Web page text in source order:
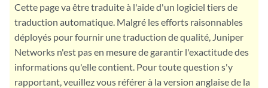
Cette page va être traduite à l'aide d'un logiciel tiers de
traduction automatique. Malgré les efforts raisonnables
déployés pour fournir une traduction de qualité, Juniper
Networks n'est pas en mesure de garantir l'exactitude des
informations qu'elle contient. Pour toute question s'y
rapportant, veuillez vous référer à la version anglaise de la